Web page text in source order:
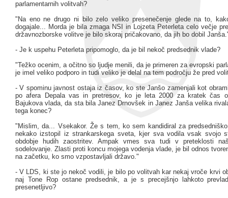
parlamentarnih volitvah?
"Na eno ne drugo ni bilo zelo veliko presenečenje glede na to,
dogajale... Morda je bila zmaga NSI in Lojzeta Peterleta celo večje
državnozborske volitve je bilo skoraj pričakovano, da jih bo dobil
- Je k uspehu Peterleta pripomoglo, da je bil nekoč predsednik vlade?
"Težko ocenim, a očitno so ljudje menili, da je primeren za evropski
je imel veliko podporo in tudi veliko je delal na tem področju že pred
- V spominu javnost ostaja iz časov, ko ste Janšo zamenjali kot
po afera Depala vas in pretresov, ko je leta 2000 za kratek čas
Bajukova vlada, da sta bila Janez Drnovšek in Janez Janša velika
tega konec?
"Mislim, da... Vsekakor. Že s tem, ko sem kandidiral za
nekako izstopil iz strankarskega sveta, kjer sva vodila vsak svojo
obdobje hudih zaostritev. Ampak vmes sva tudi v preteklosti
sodelovanje. Zlasti proti koncu mojega vodenja vlade, je bil odnos
na začetku, ko smo vzpostavljali državo."
- V LDS, ki ste jo nekoč vodili, je bilo po volitvah kar nekaj vroče krvi
naj Tone Rop ostane predsednik, a je s precejšnjo lahkoto
presenetljivo?